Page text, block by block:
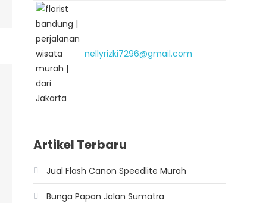
nellyrizki7296@gmail.com
Artikel Terbaru
Jual Flash Canon Speedlite Murah
Bunga Papan Jalan Sumatra